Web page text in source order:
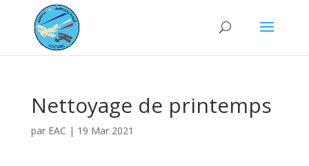
Nettoyage de printemps
par EAC | 19 Mar 2021